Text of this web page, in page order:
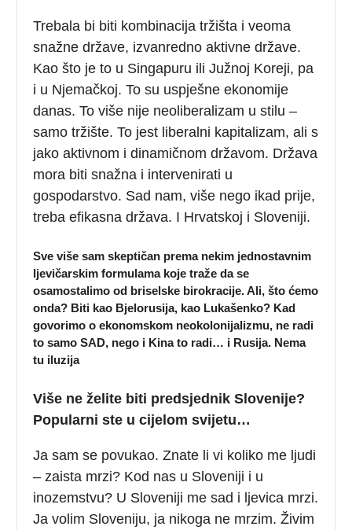
Trebala bi biti kombinacija tržišta i veoma
snažne države, izvanredno aktivne države.
Kao što je to u Singapuru ili Južnoj Koreji, pa
i u Njemačkoj. To su uspješne ekonomije
danas. To više nije neoliberalizam u stilu –
samo tržište. To jest liberalni kapitalizam, ali s
jako aktivnom i dinamičnom državom. Država
mora biti snažna i intervenirati u
gospodarstvo. Sad nam, više nego ikad prije,
treba efikasna država. I Hrvatskoj i Sloveniji.
Sve više sam skeptičan prema nekim jednostavnim
ljevičarskim formulama koje traže da se
osamostalimo od briselske birokracije. Ali, što ćemo
onda? Biti kao Bjelorusija, kao Lukašenko? Kad
govorimo o ekonomskom neokolonijalizmu, ne radi
to samo SAD, nego i Kina to radi… i Rusija. Nema
tu iluzija
Više ne želite biti predsjednik Slovenije?
Popularni ste u cijelom svijetu…
Ja sam se povukao. Znate li vi koliko me ljudi
– zaista mrzi? Kod nas u Sloveniji i u
inozemstvu? U Sloveniji me sad i ljevica mrzi.
Ja volim Sloveniju, ja nikoga ne mrzim. Živim